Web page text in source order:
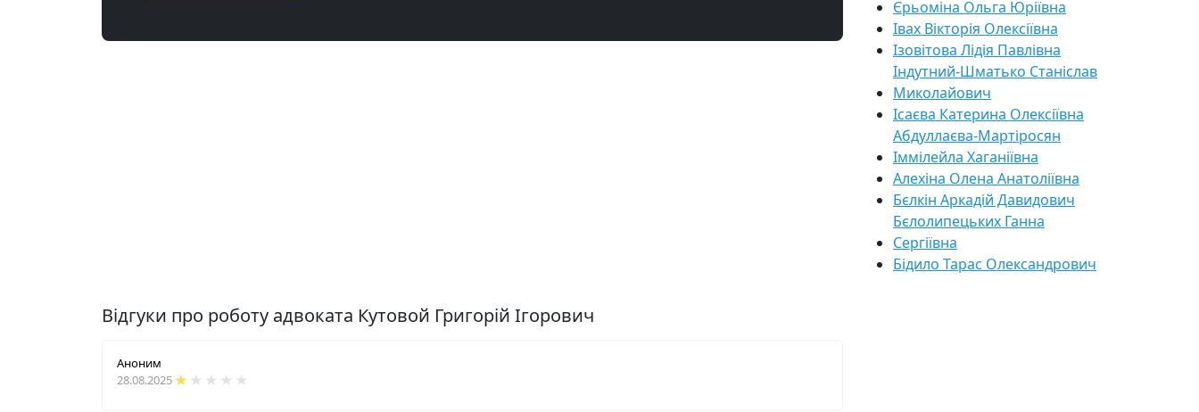
Відгуки про роботу адвоката Кутовой Григорій Ігорович
Аноним
28.08.2025
Єрьоміна Ольга Юріївна
Івах Вікторія Олексіївна
Ізовітова Лідія Павлівна
Індутний-Шматько Станіслав
Миколайович
Ісаєва Катерина Олексіївна
Абдуллаєва-Мартіросян
Іммілейла Хаганіївна
Алехіна Олена Анатоліївна
Бєлкін Аркадій Давидович
Бєлолипецьких Ганна
Сергіївна
Бідило Тарас Олександрович